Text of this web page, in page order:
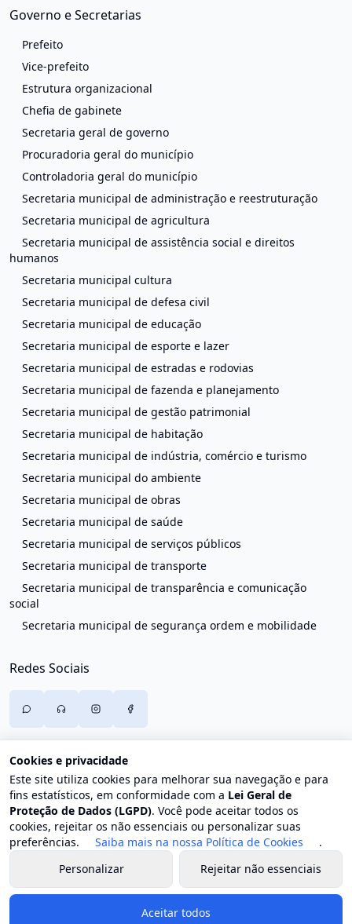
Governo e Secretarias
Prefeito
Vice-prefeito
Estrutura organizacional
Chefia de gabinete
Secretaria geral de governo
Procuradoria geral do município
Controladoria geral do município
Secretaria municipal de administração e reestruturação
Secretaria municipal de agricultura
Secretaria municipal de assistência social e direitos
humanos
Secretaria municipal cultura
Secretaria municipal de defesa civil
Secretaria municipal de educação
Secretaria municipal de esporte e lazer
Secretaria municipal de estradas e rodovias
Secretaria municipal de fazenda e planejamento
Secretaria municipal de gestão patrimonial
Secretaria municipal de habitação
Secretaria municipal de indústria, comércio e turismo
Secretaria municipal do ambiente
Secretaria municipal de obras
Secretaria municipal de saúde
Secretaria municipal de serviços públicos
Secretaria municipal de transporte
Secretaria municipal de transparência e comunicação
social
Secretaria municipal de segurança ordem e mobilidade
Redes Sociais
© 2026 Prefeitura de Trajano de Moraes. Todos os direitos
reservados.
Cookies e privacidade
Este site utiliza cookies para melhorar sua navegação e para
fins estatísticos, em conformidade com a Lei Geral de
Proteção de Dados (LGPD). Você pode aceitar todos os
cookies, rejeitar os não essenciais ou personalizar suas
preferências.
Saiba mais na nossa Política de Cookies
.
Personalizar
Rejeitar não essenciais
Aceitar todos